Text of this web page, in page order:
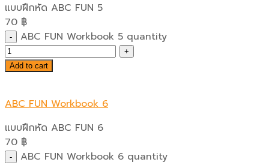
แบบฝึกหัด ABC FUN 5
70 ฿
ABC FUN Workbook 5 quantity
Add to cart
ABC FUN Workbook 6
แบบฝึกหัด ABC FUN 6
70 ฿
ABC FUN Workbook 6 quantity